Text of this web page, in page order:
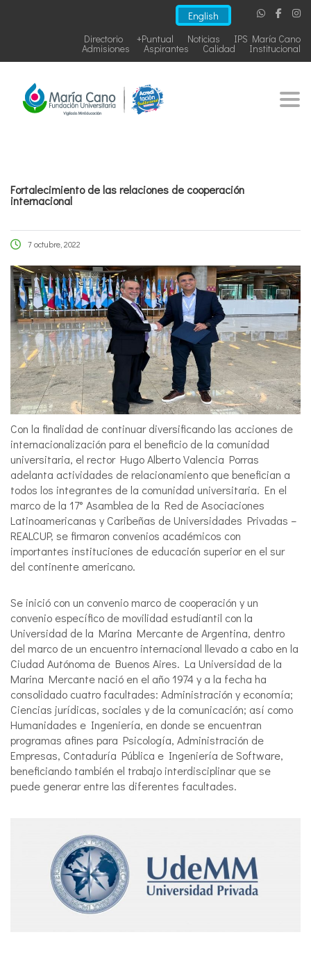
English
IPS María Cano
Noticias
+Puntual
Directorio
Institucional
Calidad
Aspirantes
Admisiones
Fortalecimiento de las relaciones de cooperación
internacional
7 octubre, 2022
Con la finalidad de continuar diversificando las acciones de
internacionalización para el beneficio de la comunidad
universitaria, el rector Hugo Alberto Valencia Porras
adelanta actividades de relacionamiento que benefician a
todos los integrantes de la comunidad universitaria. En el
marco de la 17° Asamblea de la Red de Asociaciones
Latinoamericanas y Caribeñas de Universidades Privadas –
REALCUP, se firmaron convenios académicos con
importantes instituciones de educación superior en el sur
del continente americano.
Se inició con un convenio marco de cooperación y un
convenio específico de movilidad estudiantil con la
Universidad de la Marina Mercante de Argentina, dentro
del marco de un encuentro internacional llevado a cabo en la
Ciudad Autónoma de Buenos Aires. La Universidad de la
Marina Mercante nació en el año 1974 y a la fecha ha
consolidado cuatro facultades: Administración y economía;
Ciencias jurídicas, sociales y de la comunicación; así como
Humanidades e Ingeniería, en donde se encuentran
programas afines para Psicología, Administración de
Empresas, Contaduría Pública e Ingeniería de Software,
beneficiando también el trabajo interdisciplinar que se
puede generar entre las diferentes facultades.